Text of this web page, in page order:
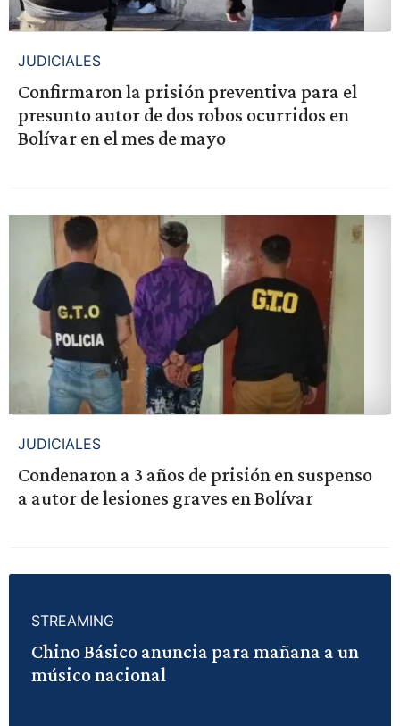
JUDICIALES
Confirmaron la prisión preventiva para el
presunto autor de dos robos ocurridos en
Bolívar en el mes de mayo
JUDICIALES
Condenaron a 3 años de prisión en suspenso
a autor de lesiones graves en Bolívar
STREAMING
Chino Básico anuncia para mañana a un
músico nacional